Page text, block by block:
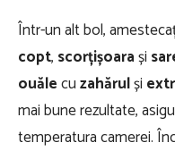
Într-un alt bol,
copt, scorțișoarași
ouălecuzahărulși
mai bune rezultate,
temperatura camerei.